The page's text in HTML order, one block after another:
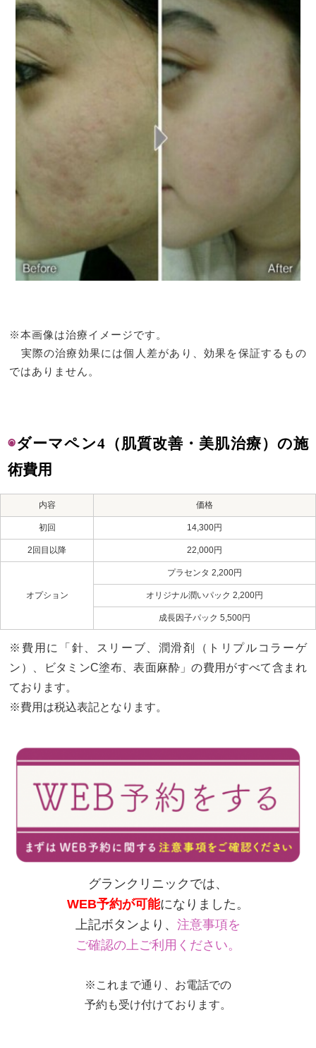
※本画像は治療イメージです。
実際の治療効果には個人差があり、効果を保証するもの
ではありません。
◉ダーマペン4（肌質改善・美肌治療）の施
術費用
内容 価格
初回 14,300円
2回目以降 22,000円
オプション
プラセンタ 2,200円
オリジナル潤いパック 2,200円
成長因子パック 5,500円
※費用に「針、スリーブ、潤滑剤（トリプルコラーゲ
ン）、ビタミンC塗布、表面麻酔」の費用がすべて含まれ
ております。
※費用は税込表記となります。
グランクリニックでは、
WEB予約が可能になりました。
上記ボタンより、 注意事項を
ご確認の上ご利用ください。
※これまで通り、お電話での
予約も受け付けております。